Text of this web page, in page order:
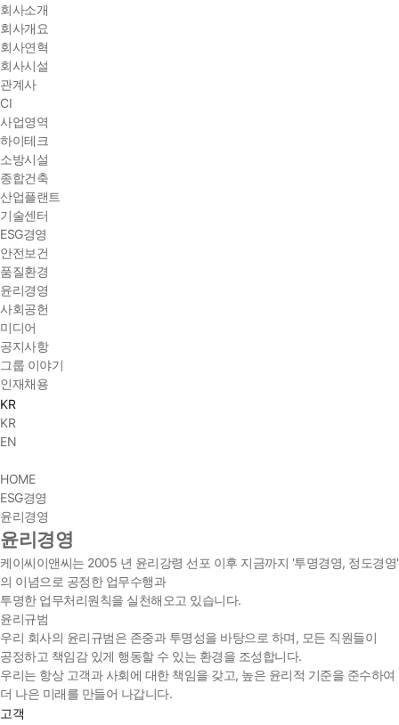
회사소개
회사개요
회사연혁
회사시설
관계사
CI
사업영역
하이테크
소방시설
종합건축
산업플랜트
기술센터
ESG경영
안전보건
품질환경
윤리경영
사회공헌
미디어
공지사항
그룹 이야기
인재채용
KR
KR
EN
HOME
ESG경영
윤리경영
윤리경영
케이씨이앤씨는 2005 년 윤리강령 선포 이후 지금까지 '투명경영, 정도경영'
의 이념으로 공정한 업무수행과
투명한 업무처리원칙을 실천해오고 있습니다.
윤리규범
우리 회사의 윤리규범은 존중과 투명성을 바탕으로 하며, 모든 직원들이
공정하고 책임감 있게 행동할 수 있는 환경을 조성합니다.
우리는 항상 고객과 사회에 대한 책임을 갖고, 높은 윤리적 기준을 준수하여
더 나은 미래를 만들어 나갑니다.
고객